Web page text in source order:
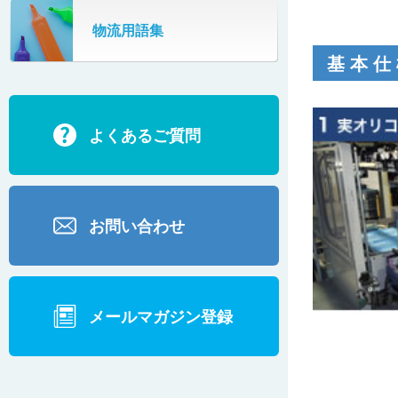
SR802
ECD500A・ECD800・ECD1500
ECD2700
BD200・BD1000
カーゴタイザ物流用語集
よくあるご質問
お問い合わせ
メールマガジン登録
基本